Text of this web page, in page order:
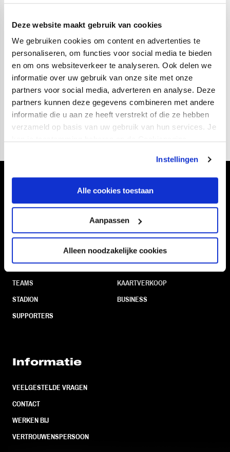
Deze website maakt gebruik van cookies
We gebruiken cookies om content en advertenties te
personaliseren, om functies voor social media te bieden
en om ons websiteverkeer te analyseren. Ook delen we
informatie over uw gebruik van onze site met onze
partners voor social media, adverteren en analyse. Deze
partners kunnen deze gegevens combineren met andere
informatie die u aan ze heeft verstrekt of die ze hebben
verzameld op basis van uw gebruik van hun services. Je
Instellingen
Alle cookies toestaan
Aanpassen
Alleen noodzakelijke cookies
Smolenaars (K), Waayers, Van de Blaak, Van den
Opstelling Jong FC Utrecht:
Eppink (K), Ghaddari, Kooy (C) (80’ Driezen), Held,
Jenner, Yah (46’ Agougil), Akkerman (46’ Van Riel),
Charalampoglou (36’ Den Boggende), Van der Wegen
(86’ Kloosterboer), Edhart, Viereck.
Navigeer naar
CLUB
TEAMS
STADION
SUPPORTERS
FOUNDATION
KAARTVERKOOP
BUSINESS
Informatie
VEELGESTELDE VRAGEN
CONTACT
WERKEN BIJ
VERTROUWENSPERSOON